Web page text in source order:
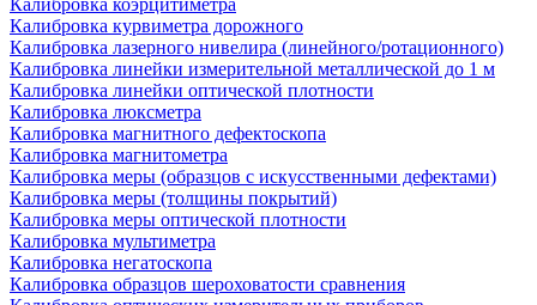
Калибровка коэрцитиметра
Калибровка курвиметра дорожного
Калибровка лазерного нивелира (линейного/ротационного)
Калибровка линейки измерительной металлической до 1 м
Калибровка линейки оптической плотности
Калибровка люксметра
Калибровка магнитного дефектоскопа
Калибровка магнитометра
Калибровка меры (образцов с искусственными дефектами)
Калибровка меры (толщины покрытий)
Калибровка меры оптической плотности
Калибровка мультиметра
Калибровка негатоскопа
Калибровка образцов шероховатости сравнения